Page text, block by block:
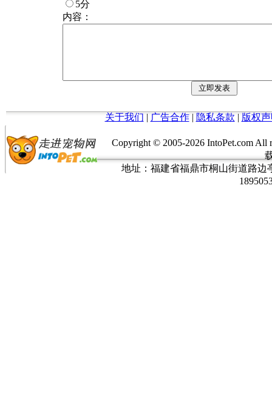
5分
内容：
关于我们 | 广告合作| 隐私条款 | 版权
Copyright © 2005-2026 IntoPet.com
地址：福建省福鼎市桐山街道路边